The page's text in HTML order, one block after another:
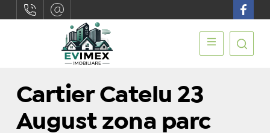
Cartier Catelu 23
August zona parc